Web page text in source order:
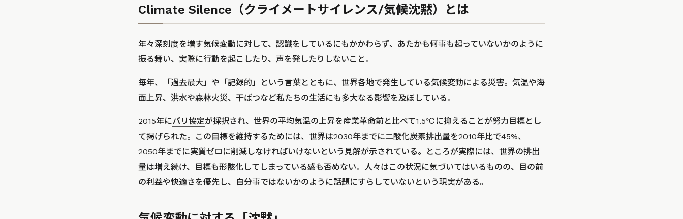
Climate Silence（クライメートサイレンス/気候沈黙）とは
年々深刻度を増す気候変動に対して、認識をしているにもかかわらず、あたかも何事も起っていないかのように
振る舞い、実際に行動を起こしたり、声を発したりしないこと。
毎年、「過去最大」や「記録的」という言葉とともに、世界各地で発生している気候変動による災害。気温や海
面上昇、洪水や森林火災、干ばつなど私たちの生活にも多大なる影響を及ぼしている。
2015年にパリ協定が採択され、世界の平均気温の上昇を産業革命前と比べて1.5℃に抑えることが努力目標とし
て掲げられた。この目標を維持するためには、世界は2030年までに二酸化炭素排出量を2010年比で45%、
2050年までに実質ゼロに削減しなければいけないという見解が示されている。ところが実際には、世界の排出
量は増え続け、目標も形骸化してしまっている感も否めない。人々はこの状況に気づいてはいるものの、目の前
の利益や快適さを優先し、自分事ではないかのように話題にすらしていないという現実がある。